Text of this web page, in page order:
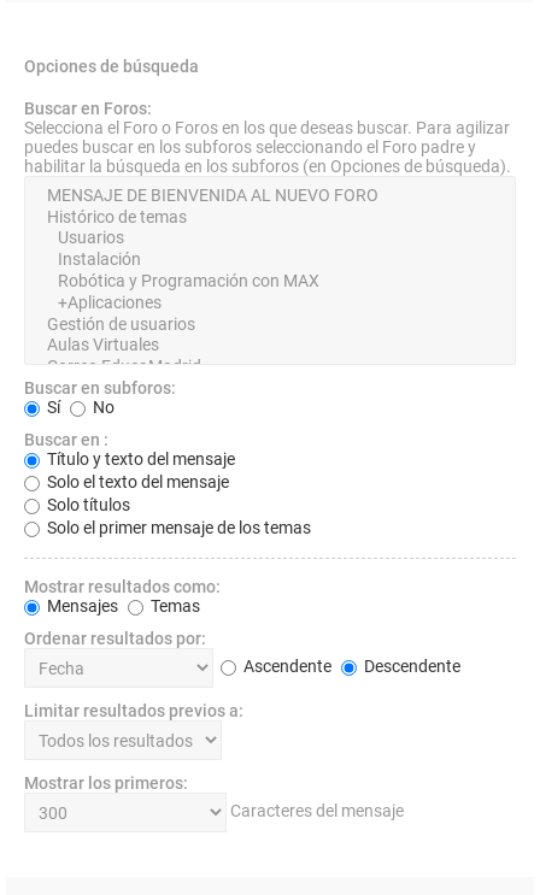
Opciones de búsqueda
Buscar en Foros:
Selecciona el Foro o Foros en los que deseas buscar. Para agilizar
puedes buscar en los subforos seleccionando el Foro padre y
habilitar la búsqueda en los subforos (en Opciones de búsqueda).
Buscar en subforos:
Sí
No
Buscar en :
Título y texto del mensaje
Solo el texto del mensaje
Solo títulos
Solo el primer mensaje de los temas
Mostrar resultados como:
Mensajes
Temas
Ordenar resultados por:
Ascendente
Descendente
Limitar resultados previos a:
Mostrar los primeros:
Caracteres del mensaje